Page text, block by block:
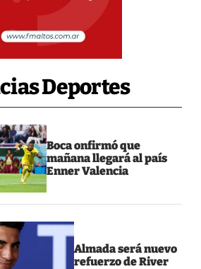
Deportes
Boca onfirmó que
mañana llegará al país
Enner Valencia
Almada será nuevo
refuerzo de River